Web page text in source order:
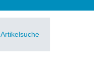
Artikelsuche